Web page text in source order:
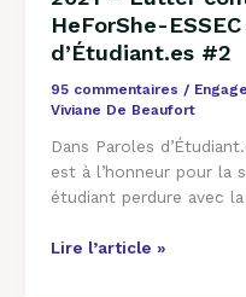
HeForShe-
d’Étudiant.es #2
95 commentaires /
Viviane De Beaufort
Dans Paroles
est à l’honneur pour la
étudiant perdure avec
Lutter
contre
le
#sexisme
HeForShe-
–
Paroles
d’Étudiant.es
Lire l’article »